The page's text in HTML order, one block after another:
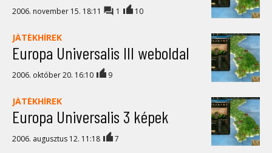
2006. november 15. 18:11 1 10
JÁTÉKHÍREK
Europa Universalis III weboldal
2006. október 20. 16:10 9
JÁTÉKHÍREK
Europa Universalis 3 képek
2006. augusztus 12. 11:18 7